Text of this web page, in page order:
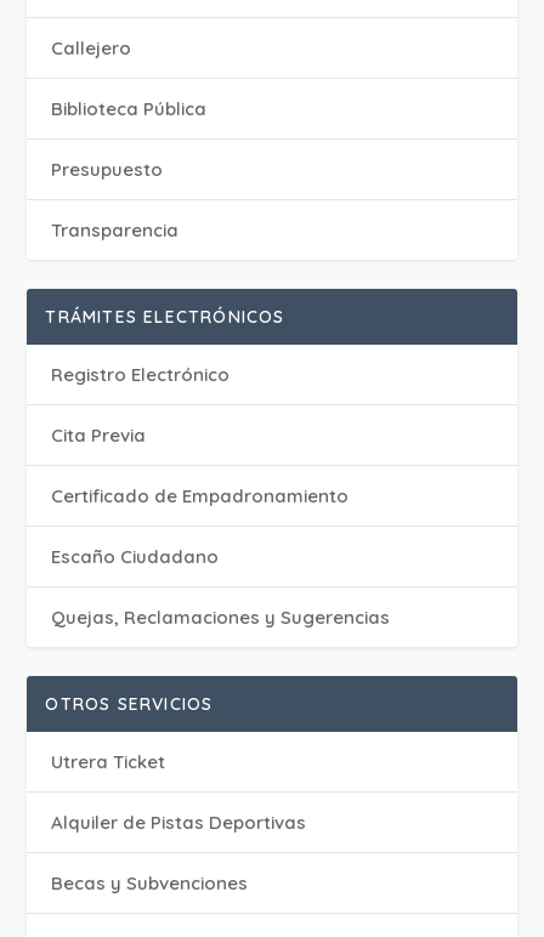
Callejero
Biblioteca Pública
Presupuesto
Transparencia
TRÁMITES ELECTRÓNICOS
Registro Electrónico
Cita Previa
Certificado de Empadronamiento
Escaño Ciudadano
Quejas, Reclamaciones y Sugerencias
OTROS SERVICIOS
Utrera Ticket
Alquiler de Pistas Deportivas
Becas y Subvenciones